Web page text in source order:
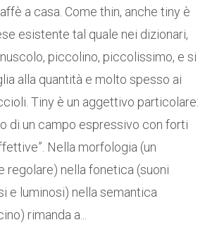
a casa. Come thin, anche tiny è
esistente tal quale nei dizionari,
piccolino, piccolissimo, e si
alla quantità e molto spesso ai
Tiny è un aggettivo particolare:
di un campo espressivo con forti
Nella morfologia (un
regolare) nella fonetica (suoni
e luminosi) nella semantica
rimanda a...